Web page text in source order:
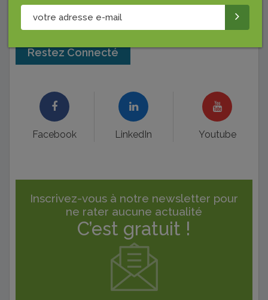
Restez Connecté
Facebook LinkedIn Youtube
Inscrivez-vous à notre newsletter pour
ne rater aucune actualité
C’est gratuit !